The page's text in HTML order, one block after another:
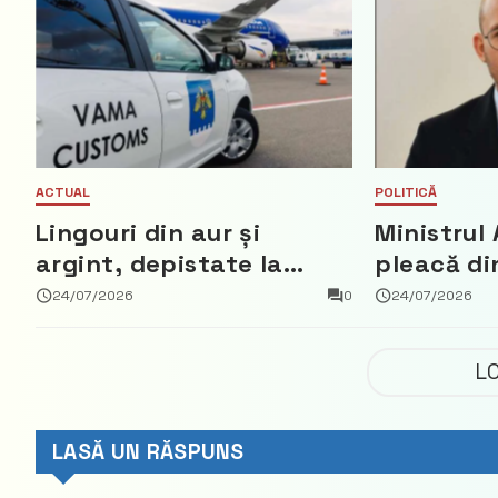
ACTUAL
Lingouri din aur și
argint, depistate la
vama Aeroport
24/07/2026 0
POLITICĂ
Ministrul
pleacă
ce a
Democrat
24/07/2026
LASĂ UN RĂSPUNS